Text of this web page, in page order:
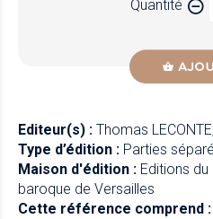
Quantité
Editeur(s) : Thomas LECONTE
Type d’édition : Parties
Maison d'édition : Editions
baroque de Versailles
Cette référence comprend :